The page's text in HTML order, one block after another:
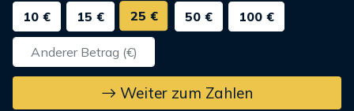
10 €
15 € 25 € 50 € 100 €
Weiter zum Zahlen